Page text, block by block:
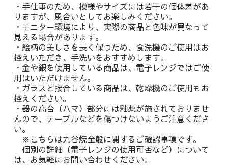
・手仕事のため、模様やサイズには若干の個体差があ
りますが、風合いとしてお楽しみください。
・モニター環境により、実際の商品と色味が異なって
見える場合があります。
・絵柄の美しさを長く保つため、食洗機のご使用はお
控えいただき、手洗いをおすすめします。
・金や銀を使用している商品は、電子レンジではご使
用はいただけません。
・ガラスと接合している商品は、乾燥機のご使用もお
控えください。
・器の高台（ハマ）部分には釉薬が施されておりませ
んので、テーブルなどを傷つけないようご注意くださ
い。
※こちらは九谷焼全般に関するご確認事項です。
個別の詳細（電子レンジの使用可否など）について
は、お気軽にお問い合わせください。